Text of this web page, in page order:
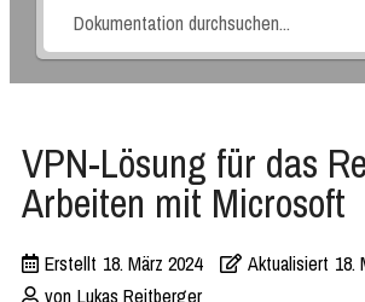
VPN-Lösung für das
Arbeiten mit Microsoft
Erstellt 18. März 2024 Aktualisiert 18.
von Lukas Reitberger